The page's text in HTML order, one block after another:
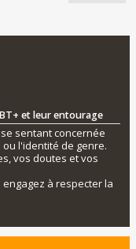
et leur entourage
sentant concernée
l'identité de genre.
vos doutes et vos
à respecter la